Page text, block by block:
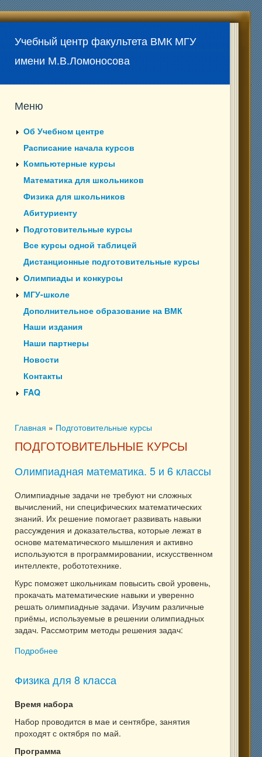
Учебный центр факультета ВМК МГУ
имени М.В.Ломоносова
Меню
Об Учебном центре
Расписание начала курсов
Компьютерные курсы
Математика для школьников
Физика для школьников
Абитуриенту
Подготовительные курсы
Все курсы одной таблицей
Дистанционные подготовительные курсы
Олимпиады и конкурсы
МГУ-школе
Дополнительное образование на ВМК
Наши издания
Наши партнеры
Новости
Контакты
FAQ
Вы здесь
Главная » Подготовительные курсы
ПОДГОТОВИТЕЛЬНЫЕ КУРСЫ
Олимпиадная математика. 5 и 6 классы
Олимпиадные задачи не требуют ни сложных
вычислений, ни специфических математических
знаний. Их решение помогает развивать навыки
рассуждения и доказательства, которые лежат в
основе математического мышления и активно
используются в программировании, искусственном
интеллекте, робототехнике.
Курс поможет школьникам повысить свой уровень,
прокачать математические навыки и уверенно
решать олимпиадные задачи. Изучим различные
приёмы, используемые в решении олимпиадных
задач. Рассмотрим методы решения задач:
Подробнее
Физика для 8 класса
Время набора
Набор проводится в мае и сентябре, занятия
проходят с октября по май.
Программа